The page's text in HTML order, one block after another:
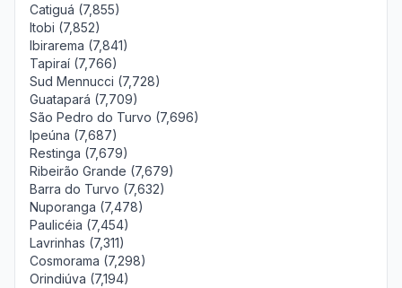
Catiguá (7,855)
Itobi (7,852)
Ibirarema (7,841)
Tapiraí (7,766)
Sud Mennucci (7,728)
Guatapará (7,709)
São Pedro do Turvo (7,696)
Ipeúna (7,687)
Restinga (7,679)
Ribeirão Grande (7,679)
Barra do Turvo (7,632)
Nuporanga (7,478)
Paulicéia (7,454)
Lavrinhas (7,311)
Cosmorama (7,298)
Orindiúva (7,194)